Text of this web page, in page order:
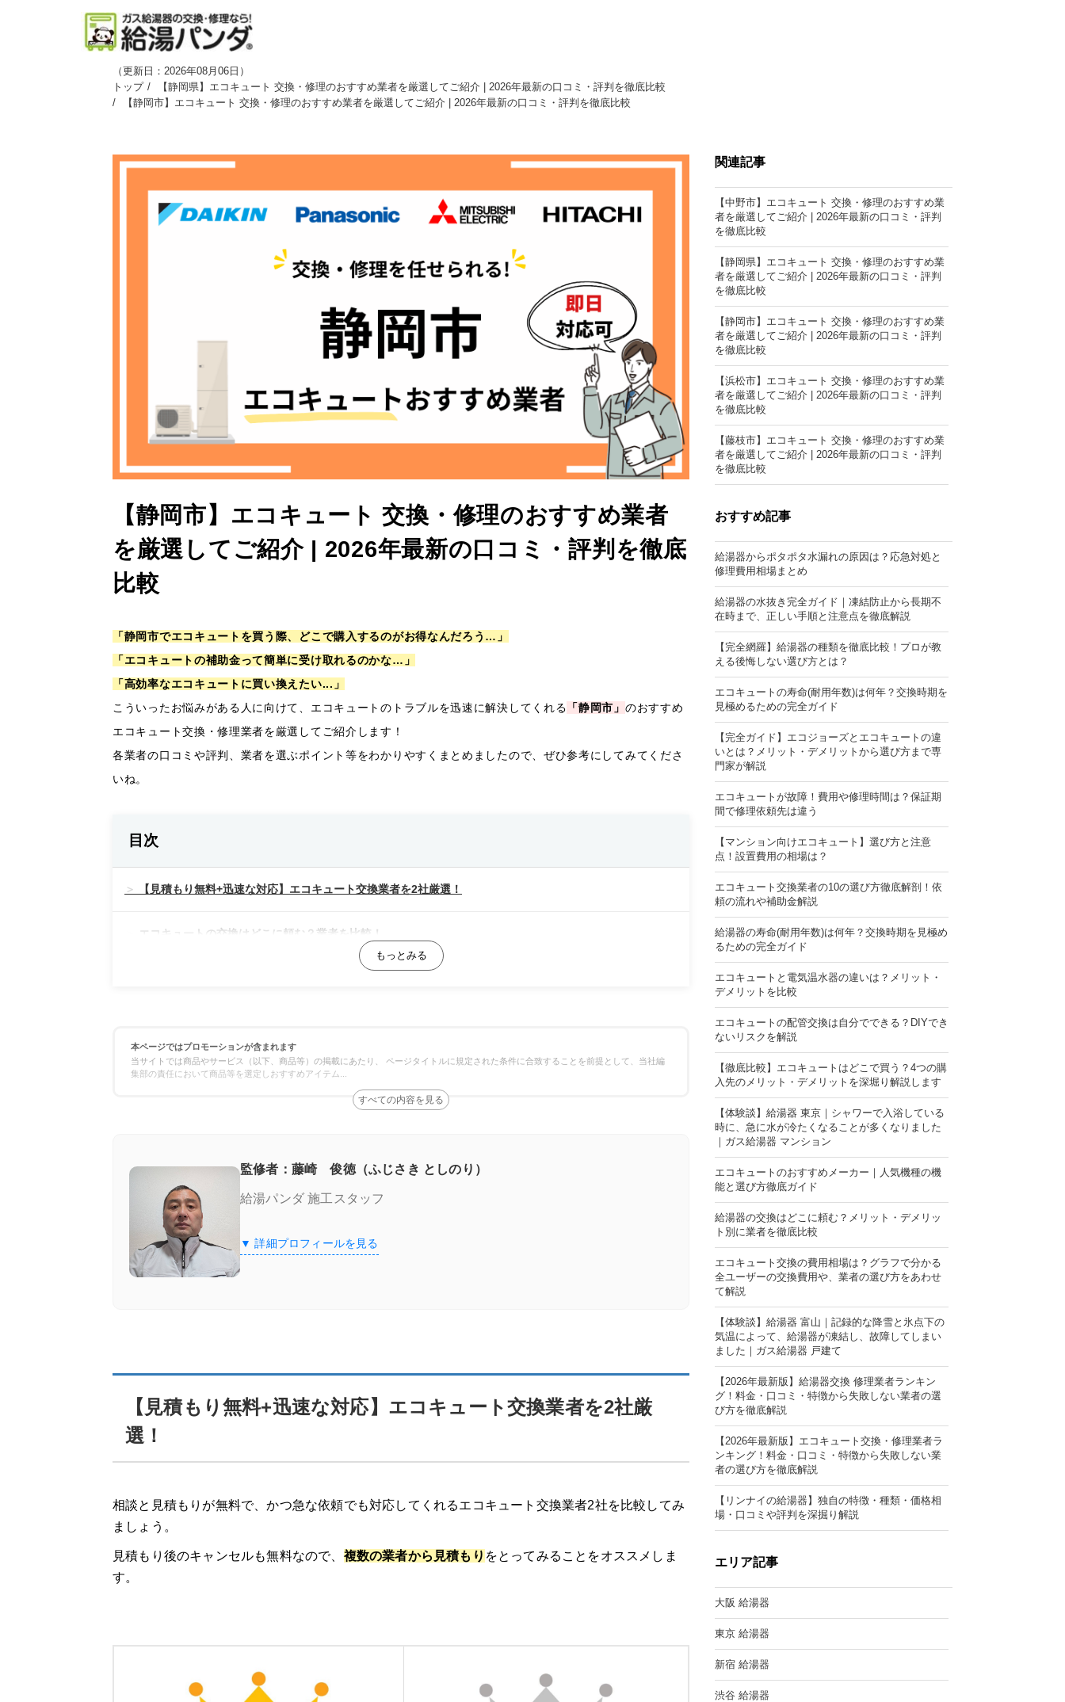
（更新日：2026年08月06日 ）
トップ
【静岡県】エコキュート 交換・修理のおすすめ業者を厳選してご紹介 | 2026年最新の口コミ・評判を徹底比較
【静岡市】エコキュート 交換・修理のおすすめ業者を厳選してご紹介 | 2026年最新の口コミ・評判を徹底比較
【静岡市】エコキュート 交換・修理のおすすめ業者
を厳選してご紹介 | 2026年最新の口コミ・評判を徹底
比較
「静岡市でエコキュートを買う際、どこで購入するのがお得なんだろう…」
「エコキュートの補助金って簡単に受け取れるのかな…」
「高効率なエコキュートに買い換えたい...」
こういったお悩みがある人に向けて、エコキュートのトラブルを迅速に解決してくれる 「静岡市」 のおすすめ
エコキュート交換・修理業者を厳選してご紹介します！
各業者の口コミや評判、業者を選ぶポイント等をわかりやすくまとめましたので、ぜひ参考にしてみてくださ
いね。
目次
【見積もり無料+迅速な対応】エコキュート交換業者を2社厳選！
エコキュートの交換はどこに頼む？業者を比較！
保証の比較
エコキュート専門業者の選び方！ここをチェック
良心価格＆追加費用なし
認定資格の有無
「給湯器駆けつけ隊 ミズテック」の4つの特徴
給湯器駆けつけ隊 ミズテックの口コミ
エコ救 from おうちのアラート
「エコ救 from おうちのアラート」の特徴
「エコ救 from おうちのアラート」の口コミ
きゅっと
きゅっと 」の3つの特徴
本ページではプロモーションが含まれます
当サイトでは商品やサービス（以下、商品等）の掲載にあたり、 ページタイトルに規定された条件に合致することを前提として、当社編
集部の責任において商品等を選定しおすすめアイテム
監修者：藤崎 俊徳（ふじさき としのり）
給湯パンダ 施工スタッフ
▼ 詳細プロフィールを見る
【見積もり無料+迅速な対応】エコキュート交換業者を2社厳
選！
相談と見積もりが無料で、かつ急な依頼でも対応してくれるエコキュート交換業者2社を比較してみ
ましょう。
見積もり後のキャンセルも無料なので、 複数の業者から見積もり をとってみることをオススメしま
す。
関連記事
【中野市】エコキュート 交換・修理のおすすめ業
者を厳選してご紹介 | 2026年最新の口コミ・評判
を徹底比較
【静岡県】エコキュート 交換・修理のおすすめ業
者を厳選してご紹介 | 2026年最新の口コミ・評判
を徹底比較
【静岡市】エコキュート 交換・修理のおすすめ業
者を厳選してご紹介 | 2026年最新の口コミ・評判
を徹底比較
【浜松市】エコキュート 交換・修理のおすすめ業
者を厳選してご紹介 | 2026年最新の口コミ・評判
を徹底比較
【藤枝市】エコキュート 交換・修理のおすすめ業
者を厳選してご紹介 | 2026年最新の口コミ・評判
を徹底比較
おすすめ記事
給湯器からポタポタ水漏れの原因は？応急対処と
修理費用相場まとめ
給湯器の水抜き完全ガイド｜凍結防止から長期不
在時まで、正しい手順と注意点を徹底解説
【完全網羅】給湯器の種類を徹底比較！プロが教
える後悔しない選び方とは？
エコキュートの寿命(耐用年数)は何年？交換時期を
見極めるための完全ガイド
【完全ガイド】エコジョーズとエコキュートの違
いとは？メリット・デメリットから選び方まで専
門家が解説
エコキュートが故障！費用や修理時間は？保証期
間で修理依頼先は違う
【マンション向けエコキュート】選び方と注意
点！設置費用の相場は？
エコキュート交換業者の10の選び方徹底解剖！依
頼の流れや補助金解説
給湯器の寿命(耐用年数)は何年？交換時期を見極め
るための完全ガイド
エコキュートと電気温水器の違いは？メリット・
デメリットを比較
エコキュートの配管交換は自分でできる？DIYでき
ないリスクを解説
【徹底比較】エコキュートはどこで買う？4つの購
入先のメリット・デメリットを深堀り解説します
【体験談】給湯器 東京｜シャワーで入浴している
時に、急に水が冷たくなることが多くなりました
｜ガス給湯器 マンション
エコキュートのおすすめメーカー｜人気機種の機
能と選び方徹底ガイド
給湯器の交換はどこに頼む？メリット・デメリッ
ト別に業者を徹底比較
エコキュート交換の費用相場は？グラフで分かる
全ユーザーの交換費用や、業者の選び方をあわせ
て解説
【体験談】給湯器 富山｜記録的な降雪と氷点下の
気温によって、給湯器が凍結し、故障してしまい
ました｜ガス給湯器 戸建て
【2026年最新版】給湯器交換 修理業者ランキン
グ！料金・口コミ・特徴から失敗しない業者の選
び方を徹底解説
【2026年最新版】エコキュート交換・修理業者ラ
ンキング！料金・口コミ・特徴から失敗しない業
者の選び方を徹底解説
【リンナイの給湯器】独自の特徴・種類・価格相
場・口コミや評判を深掘り解説
エリア記事
大阪 給湯器
東京 給湯器
新宿 給湯器
渋谷 給湯器